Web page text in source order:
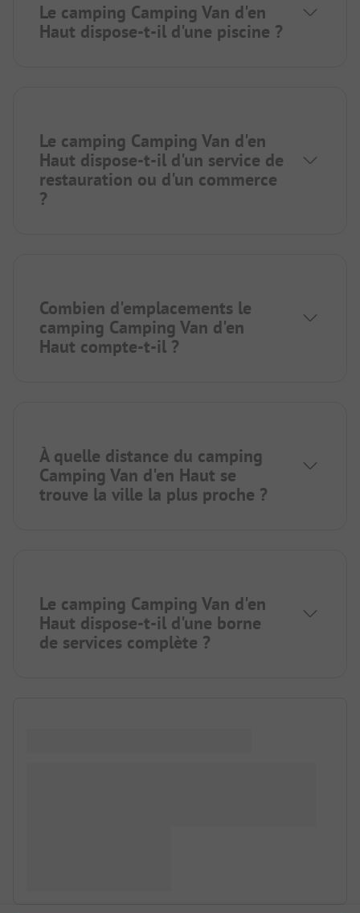
Le camping Camping Van d'en
Haut dispose-t-il d'une piscine ?
Le camping Camping Van d'en
Haut dispose-t-il d'un service de
restauration ou d'un commerce
?
Combien d'emplacements le
camping Camping Van d'en
Haut compte-t-il ?
À quelle distance du camping
Camping Van d'en Haut se
trouve la ville la plus proche ?
Le camping Camping Van d'en
Haut dispose-t-il d'une borne
de services complète ?